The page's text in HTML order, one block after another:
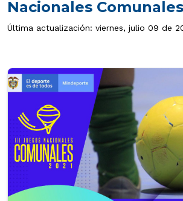
Nacionales Comunales
Última actualización: viernes, julio 09 de